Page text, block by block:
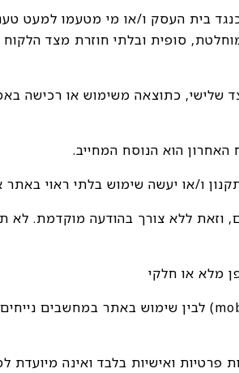
כנגד בית העסק ו/או מי מטעמו למעט
סופית ובלתי חוזרת מצד הלקוח
שלישי, כתוצאה משימוש או רכישה
וזאת ללא צורך בהודעה מוקדמת. לא
ואישיות בלבד ואינה מיועדת